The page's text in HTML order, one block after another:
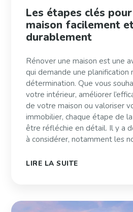
Les étapes clés
maison facilement
durablement
Rénover une maison est une
qui demande une planification
détermination. Que vous
votre intérieur, améliorer
de votre maison ou valoriser
immobilier, chaque étape de
être réfléchie en détail. Il y a
à considérer, notamment les
LIRE LA SUITE